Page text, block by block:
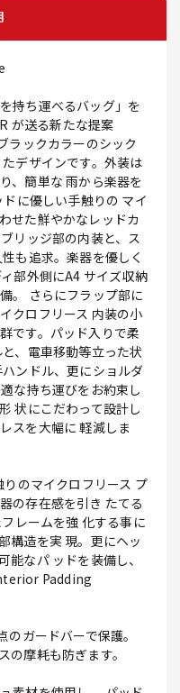
持ち運べるバッグ」を
が送る新たな提案
ックカラーのシック
デザインです。外装は
、簡単な 雨から楽器を
に優しい手触りの マイ
せた鮮やかなレッドカ
リッジ部の内装と、ス
も追求。楽器を優しく
部外側にA4 サイズ収納
。 さらにフラップ部に
クロフリース 内装の小
です。パッド入りで柔
、電車移動等立った状
ンドル、更にショルダ
な持ち運びをお約束し
状にこだわって設計し
スを大幅に 軽減しま
のマイクロフリース プ
の存在感を引き たてる
レームを強 化する事に
構造を実 現。更にヘッ
能なパ ッドを装備し、
Padding
ガードバーで保護。
の摩耗も防ぎます。